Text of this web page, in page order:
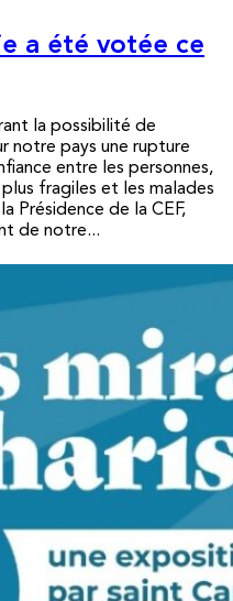
a été votée ce
la possibilité de
notre pays une rupture
entre les personnes,
fragiles et les malades
Présidence de la CEF,
de notre...